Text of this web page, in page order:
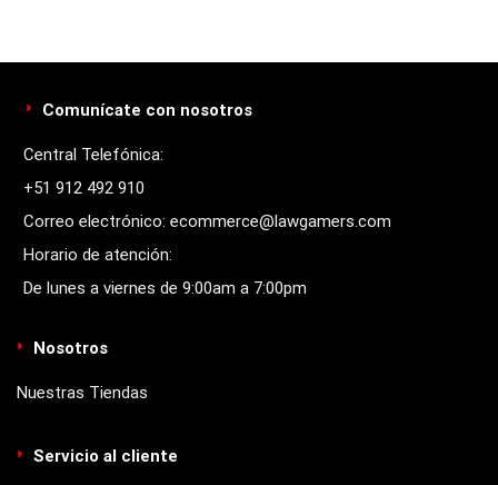
Comunícate con nosotros
Central Telefónica:
+51 912 492 910
Correo electrónico: ecommerce@lawgamers.com
Horario de atención:
De lunes a viernes de 9:00am a 7:00pm
Nosotros
Nuestras Tiendas
Servicio al cliente